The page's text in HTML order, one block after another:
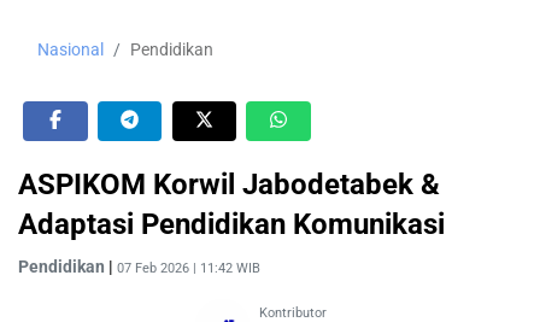
Nasional Pendidikan
ASPIKOM Korwil Jabodetabek &
Adaptasi Pendidikan Komunikasi
Pendidikan | 07 Feb 2026 | 11:42 WIB
Kontributor